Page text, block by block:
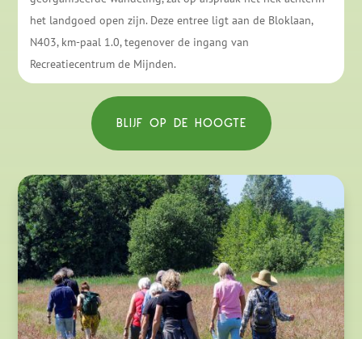
het landgoed open zijn. Deze entree ligt aan de Bloklaan,
N403, km-paal 1.0, tegenover de ingang van
Recreatiecentrum de Mijnden.
BLIJF OP DE HOOGTE